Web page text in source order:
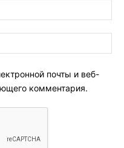
почты и веб-
комментария.